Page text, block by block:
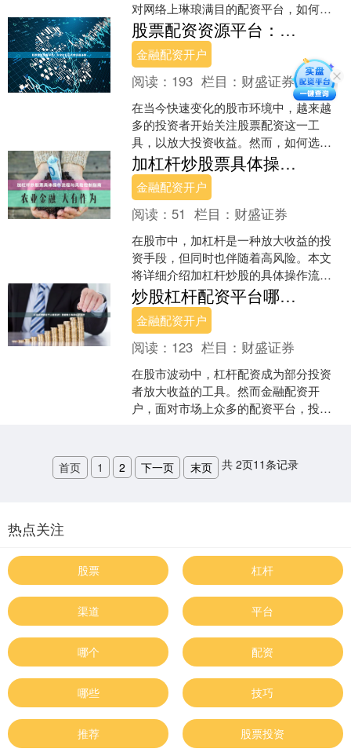
对网络上琳琅满目的配资平台，如何辨
别真伪、选择安全正规的渠道，是保障
资金安全与投资权益的首要....
股票配资资源平台：安全杠杆与资金渠道详解
金融配资开户
阅读： 193 栏目： 财盛证券
在当今快速变化的股市环境中，越来越
多的投资者开始关注股票配资这一工
具，以放大投资收益。然而，如何选择
安全可靠的配资平台，理解杠杆机制并
识别正规资金渠道，成为投资....
加杠杆炒股票具体操作流程与风险控制指南
金融配资开户
阅读： 51 栏目： 财盛证券
在股市中，加杠杆是一种放大收益的投
资手段，但同时也伴随着高风险。本文
将详细介绍加杠杆炒股的具体操作流
程，并提供关键的风险控制策略，帮助
投资者在追求高回报的同时，....
炒股杠杆配资平台哪家好？正规安全配资公司推荐
金融配资开户
阅读： 123 栏目： 财盛证券
在股市波动中，杠杆配资成为部分投资
者放大收益的工具。然而金融配资开
户，面对市场上众多的配资平台，投资
首页 1 2 下一页 末页 共 2页11条记录
热点关注
股票 杠杆
渠道 平台
哪个 配资
哪些 技巧
推荐 股票投资